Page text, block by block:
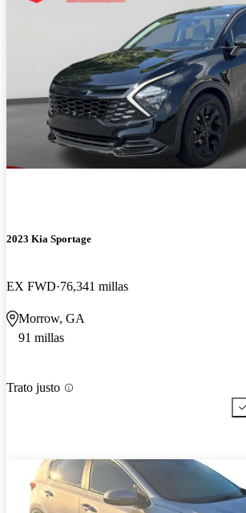
2023 Kia Sportage
EX FWD 76,341 millas
Morrow, GA
91 millas
Trato justo